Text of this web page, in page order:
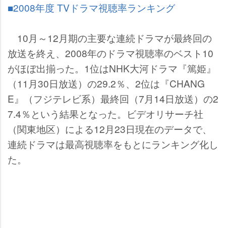
■2008年度 TVドラマ視聴率ランキング
10月～12月期の主要な連続ドラマが最終回の
放送を終え、2008年のドラマ視聴率のベスト10
がほぼ出揃った。1位はNHK大河ドラマ『篤姫』
（11月30日放送）の29.2％、2位は『CHANG
E』（フジテレビ系）最終回（7月14日放送）の2
7.4％という結果となった。ビデオリサーチ社
（関東地区）による12月23日現在のデータで、
連続ドラマは最高視聴率をもとにランキング化し
た。